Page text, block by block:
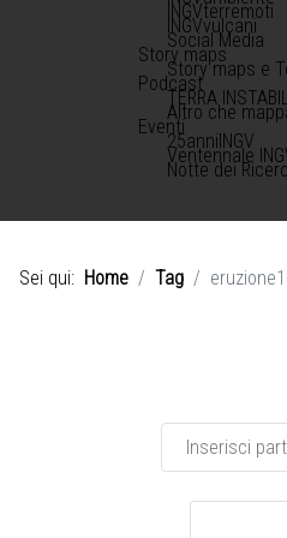
INGVterremoti
INGVvulcani
Social Media
Story maps
Story maps e
Podcast
TERRA
Altro che
Eventi
25anniINGV
Ventennale
Notte dei
Sei qui: Home Tag
Inserisci parte